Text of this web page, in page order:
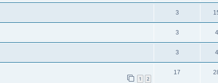
3
3
3
1 2
17